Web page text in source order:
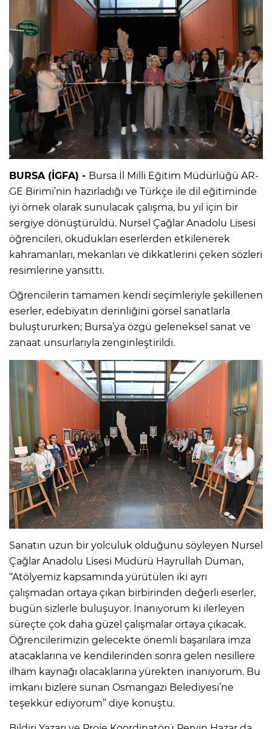
BURSA (İGFA) - Bursa İl Milli Eğitim Müdürlüğü AR-
GE Birimi’nin hazırladığı ve Türkçe ile dil eğitiminde
iyi örnek olarak sunulacak çalışma, bu yıl için bir
sergiye dönüştürüldü. Nursel Çağlar Anadolu Lisesi
öğrencileri, okudukları eserlerden etkilenerek
kahramanları, mekanları ve dikkatlerini çeken sözleri
resimlerine yansıttı.
Öğrencilerin tamamen kendi seçimleriyle şekillenen
eserler, edebiyatın derinliğini görsel sanatlarla
buluştururken; Bursa’ya özgü geleneksel sanat ve
zanaat unsurlarıyla zenginleştirildi.
Sanatın uzun bir yolculuk olduğunu söyleyen Nursel
Çağlar Anadolu Lisesi Müdürü Hayrullah Duman,
“Atölyemiz kapsamında yürütülen iki ayrı
çalışmadan ortaya çıkan birbirinden değerli eserler,
bugün sizlerle buluşuyor. İnanıyorum ki ilerleyen
süreçte çok daha güzel çalışmalar ortaya çıkacak.
Öğrencilerimizin gelecekte önemli başarılara imza
atacaklarına ve kendilerinden sonra gelen nesillere
ilham kaynağı olacaklarına yürekten inanıyorum. Bu
imkanı bizlere sunan Osmangazi Belediyesi’ne
teşekkür ediyorum” diye konuştu.